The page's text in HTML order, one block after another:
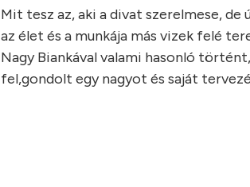
Mit tesz az, aki a divat szerelmese, de
az élet és a munkája más vizek felé
Nagy Biankával valami hasonló
fel,gondolt egy nagyot és saját